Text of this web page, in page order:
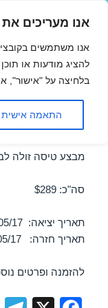
אנו מעריכים
אנו משתמשים
להציג מודעות או
בלחיצה על "אישור",
התאמה אישית
טיסות
15/05/2017
מבצע טיסה זולה
סה"כ: $289
תאריך יציאה: 15/05/17
תאריך חזרה: 18/05/17
להזמנה ופרטים